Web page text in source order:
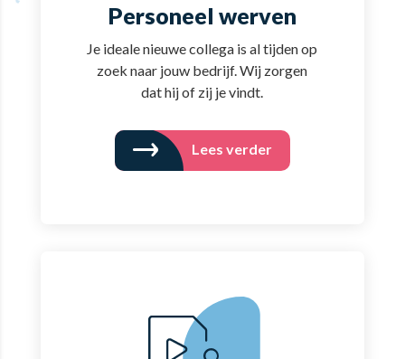
Personeel werven
Je ideale nieuwe collega is al tijden op
zoek naar jouw bedrijf. Wij zorgen
dat hij of zij je vindt.
Lees verder